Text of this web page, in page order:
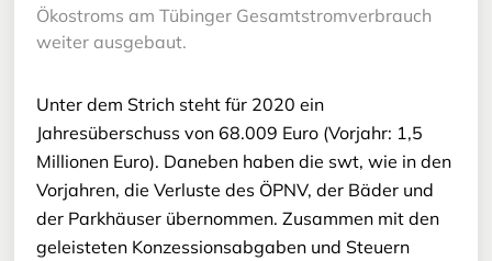
Ökostroms am Tübinger Gesamtstromverbrauch
weiter ausgebaut.
Unter dem Strich steht für 2020 ein
Jahresüberschuss von 68.009 Euro (Vorjahr: 1,5
Millionen Euro). Daneben haben die swt, wie in den
Vorjahren, die Verluste des ÖPNV, der Bäder und
der Parkhäuser übernommen. Zusammen mit den
geleisteten Konzessionsabgaben und Steuern